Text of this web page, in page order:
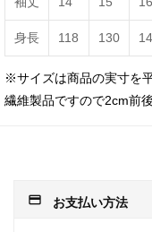
身長 118 130
※サイズは商品の実寸を
繊維製品ですので2cm前
payment お支払い方法